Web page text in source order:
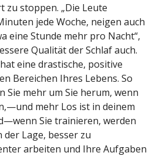
zu stoppen. „Die Leute
jede Woche, neigen auch
eine Stunde mehr pro Nacht“,
Qualität der Schlaf auch.
eine drastische, positive
Bereichen Ihres Lebens. So
Sie mehr um Sie herum, wenn
mehr Los ist in deinem
Sie trainieren, werden
der Lage, besser zu
arbeiten und Ihre Aufgaben